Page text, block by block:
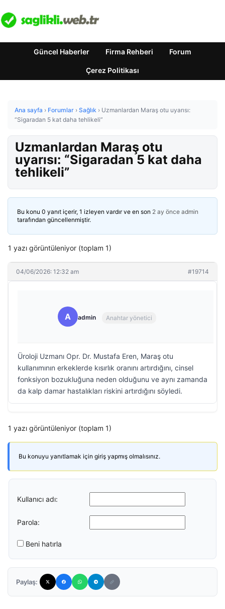
Güncel Haberler Firma Rehberi Forum
Çerez Politikası
Ana sayfa › Forumlar › Sağlık › Uzmanlardan Maraş otu uyarısı:
“Sigaradan 5 kat daha tehlikeli”
Uzmanlardan Maraş otu
uyarısı: “Sigaradan 5 kat daha
tehlikeli”
Bu konu 0 yanıt içerir, 1 izleyen vardır ve en son 2 ay önce admin
tarafından güncellenmiştir.
1 yazı görüntüleniyor (toplam 1)
04/06/2026: 12:32 am #19714
A admin Anahtar yönetici
Üroloji Uzmanı Opr. Dr. Mustafa Eren, Maraş otu
kullanımının erkeklerde kısırlık oranını artırdığını, cinsel
fonksiyon bozukluğuna neden olduğunu ve aynı zamanda
da kalp damar hastalıkları riskini artırdığını söyledi.
1 yazı görüntüleniyor (toplam 1)
Bu konuyu yanıtlamak için giriş yapmış olmalısınız.
Kullanıcı adı:
Parola:
Beni hatırla
Paylaş: